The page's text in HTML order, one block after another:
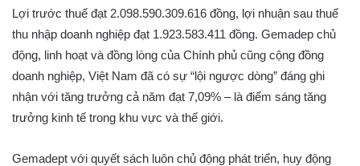
Lợi trước thuế đạt 2.098.590.309.616 đồng, lợi nhuận sau thuế
thu nhập doanh nghiệp đạt 1.923.583.411 đồng. Gemadep chủ
động, linh hoạt và đồng lòng của Chính phủ cũng cộng đồng
doanh nghiệp, Việt Nam đã có sự “lội ngược dòng” đáng ghi
nhận với tăng trưởng cả năm đạt 7,09% – là điểm sáng tăng
trưởng kinh tế trong khu vực và thế giới.
Gemadept với quyết sách luôn chủ động phát triển, huy động